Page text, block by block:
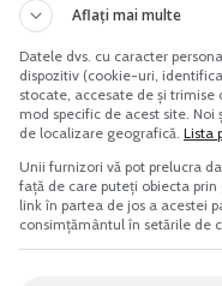
fizice
data inscrierii
se inregistreaza in
mai multe acte
Aflați mai multe
Datele dvs. cu caracter
dispozitiv (cookie-uri,
stocate, accesate de și trimise
mod specific de acest site.
de localizare geografică. Lista
Unii furnizori vă pot prelucra
față de care puteți obiecta
link în partea de jos a acestei
consimțământul în setările de